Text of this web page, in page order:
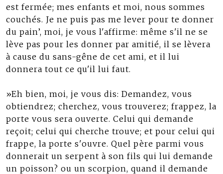
est fermée; mes enfants et moi, nous sommes
couchés. Je ne puis pas me lever pour te donner
du pain’, moi, je vous l'affirme: même s'il ne se
lève pas pour les donner par amitié, il se lèvera
à cause du sans-gêne de cet ami, et il lui
donnera tout ce qu'il lui faut.
»Eh bien, moi, je vous dis: Demandez, vous
obtiendrez; cherchez, vous trouverez; frappez, la
porte vous sera ouverte. Celui qui demande
reçoit; celui qui cherche trouve; et pour celui qui
frappe, la porte s'ouvre. Quel père parmi vous
donnerait un serpent à son fils qui lui demande
un poisson? ou un scorpion, quand il demande